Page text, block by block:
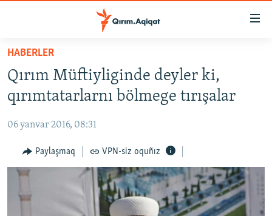
Esas
qaytmaq
Baş
navigatsiyağa
qaytmaq
qaytmaq
SİYASET
İQTİSADİYAT
CEMİYET
MEDENİYET
İNSAN AQLARI
VİDEO
HABERLER
Qırım Müftiyliginde deyler ki,
qırımtatarlarnı bölmege tırışalar
06 yanvar 2016, 08:31
Paylaşmaq VPN-siz oquñız